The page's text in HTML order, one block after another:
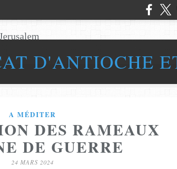
D'ANTIOCHE
A MÉDITER
DES RAMEAUX
DE GUERRE
24 MARS 2024